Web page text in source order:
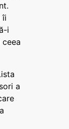
îi
i
a